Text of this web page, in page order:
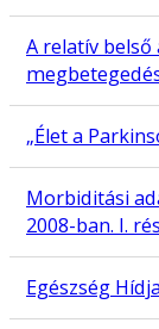
A relatív belső
„Élet a
Morbiditási
2008-ban. I.
Egészség